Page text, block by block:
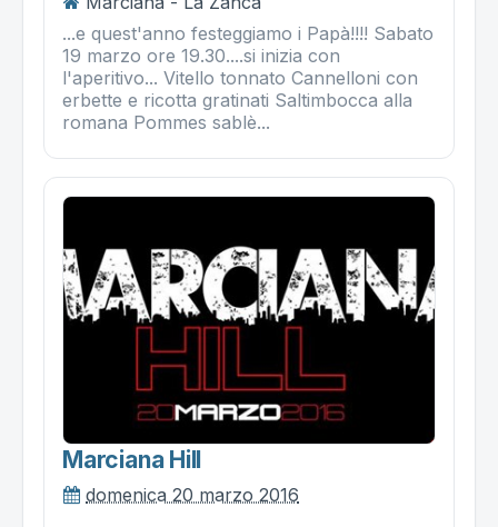
...e quest'anno festeggiamo i Papà!!!! Sabato
19 marzo ore 19.30....si inizia con
l'aperitivo... Vitello tonnato Cannelloni con
erbette e ricotta gratinati Saltimbocca alla
romana Pommes sablè...
Marciana Hill
domenica 20 marzo 2016